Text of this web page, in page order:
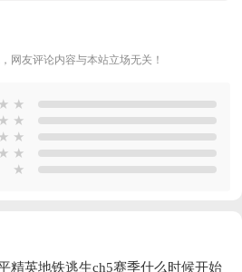
网友评论内容与本站立场无关！
★ ★
★ ★
★ ★
★ ★
★
精英地铁逃生ch5赛季什么时候开始